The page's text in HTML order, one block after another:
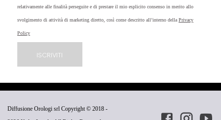
relativamente alle finalità perseguite e di prestare il mio esplicito consenso in merito allo
svolgimento di attività di marketing diretto, così come descritto all’interno della Privacy
Policy
Diffusione Orologi srl Copyright © 2018 -